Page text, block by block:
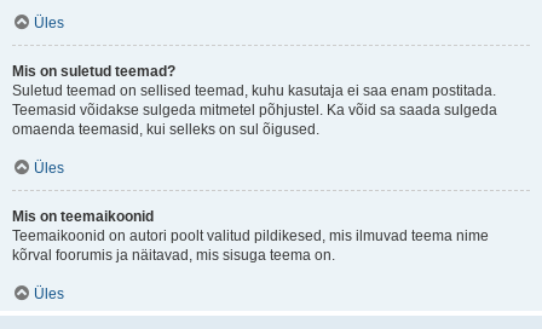
Üles
Mis on suletud teemad?
Suletud teemad on sellised teemad, kuhu kasutaja ei saa enam postitada.
Teemasid võidakse sulgeda mitmetel põhjustel. Ka võid sa saada sulgeda
omaenda teemasid, kui selleks on sul õigused.
Üles
Mis on teemaikoonid
Teemaikoonid on autori poolt valitud pildikesed, mis ilmuvad teema nime
kõrval foorumis ja näitavad, mis sisuga teema on.
Üles